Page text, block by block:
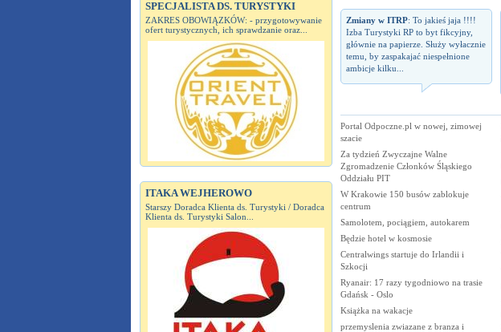
SPECJALISTA DS. TURYSTYKI
ZAKRES OBOWIĄZKÓW: - przygotowywanie
ofert turystycznych, ich sprawdzanie oraz...
ITAKA WEJHEROWO
Starszy Doradca Klienta ds. Turystyki / Doradca
Klienta ds. Turystyki Salon...
Zmiany w ITRP: To jakieś jaja !!!!
Izba Turystyki RP to byt fikcyjny,
głównie na papierze. Służy wyłacznie
temu, by zaspakajać niespełnione
ambicje kilku...
Portal Odpoczne.pl w nowej, zimowej
szacie
Za tydzień Zwyczajne Walne
Zgromadzenie Członków Śląskiego
Oddziału PIT
W Krakowie 150 busów zablokuje
centrum
Samolotem, pociągiem, autokarem
Będzie hotel w kosmosie
Centralwings startuje do Irlandii i
Szkocji
Ryanair: 17 razy tygodniowo na trasie
Gdańsk - Oslo
Książka na wakacje
przemyslenia zwiazane z branza i